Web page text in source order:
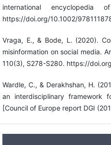
international
https://doi.org/10.1002/
Vraga, E., & Bode, L. (2020).
misinformation on social media.
110(3), S278-S280. https://
Wardle, C., & Derakhshan, H.
an interdisciplinary framework
[Council of Europe report DGI